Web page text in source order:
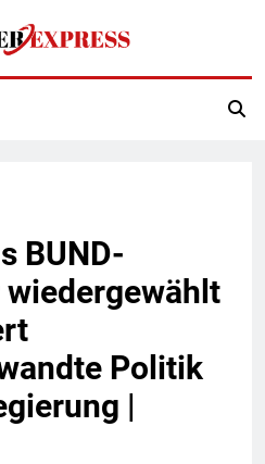
Express
BUND-
Politik
|